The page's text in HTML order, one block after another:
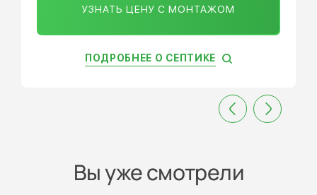
УЗНАТЬ ЦЕНУ С МОНТАЖОМ
ПОДРОБНЕЕ О СЕПТИКЕ
Вы уже смотрели